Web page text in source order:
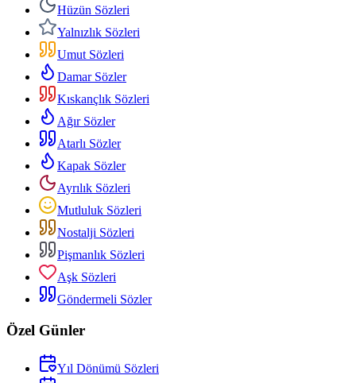
Hüzün Sözleri
Yalnızlık Sözleri
Umut Sözleri
Damar Sözler
Kıskançlık Sözleri
Ağır Sözler
Atarlı Sözler
Kapak Sözler
Ayrılık Sözleri
Mutluluk Sözleri
Nostalji Sözleri
Pişmanlık Sözleri
Aşk Sözleri
Göndermeli Sözler
Özel Günler
Yıl Dönümü Sözleri